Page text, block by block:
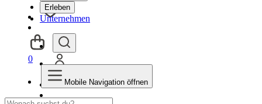
Erleben
Unternehmen
0
Mobile Navigation öffnen